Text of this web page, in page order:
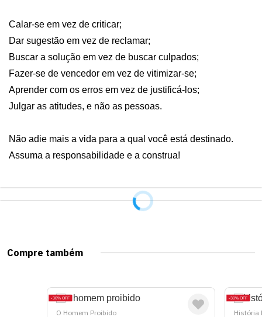
Calar-se em vez de criticar;
Dar sugestão em vez de reclamar;
Buscar a solução em vez de buscar culpados;
Fazer-se de vencedor em vez de vitimizar-se;
Aprender com os erros em vez de justificá-los;
Julgar as atitudes, e não as pessoas.
Não adie mais a vida para a qual você está destinado.
Assuma a responsabilidade e a construa!
Compre também
30% OFF
O Homem Proibido
30% OFF
História